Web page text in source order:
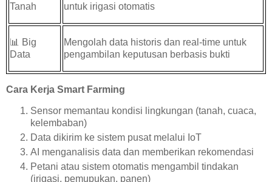
Tanah
untuk irigasi otomatis
📊 Big
Data
Mengolah data historis dan real-time untuk
pengambilan keputusan berbasis bukti
Cara Kerja Smart Farming
Sensor memantau kondisi lingkungan (tanah, cuaca,
kelembaban)
Data dikirim ke sistem pusat melalui IoT
AI menganalisis data dan memberikan rekomendasi
Petani atau sistem otomatis mengambil tindakan
(irigasi, pemupukan, panen)